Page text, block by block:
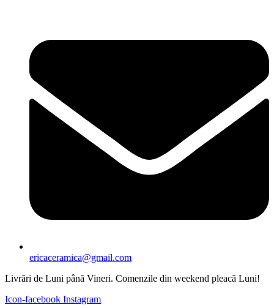
ericaceramica@gmail.com
Livrări de Luni până Vineri. Comenzile din weekend pleacă Luni!
Icon-facebook Instagram